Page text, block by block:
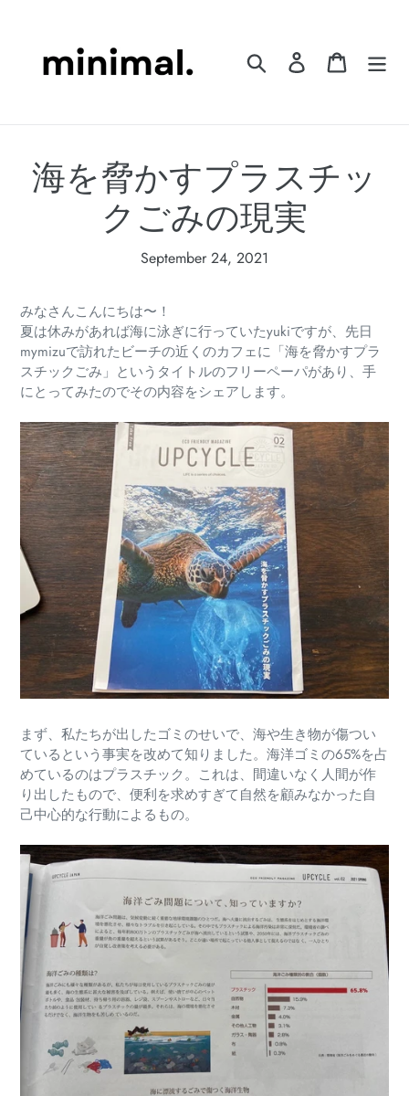
content
Search Log in Cart
海を脅かすプラスチッ
クごみの現実
September 24, 2021
みなさんこんにちは〜！
夏は休みがあれば海に泳ぎに行っていたyukiですが、先日
mymizuで訪れたビーチの近くのカフェに「海を脅かすプラ
スチックごみ」というタイトルのフリーペーパがあり、手
にとってみたのでその内容をシェアします。
まず、私たちが出したゴミのせいで、海や生き物が傷つい
ているという事実を改めて知りました。海洋ゴミの65%を占
めているのはプラスチック。これは、間違いなく人間が作
り出したもので、便利を求めすぎて自然を顧みなかった自
己中心的な行動によるもの。